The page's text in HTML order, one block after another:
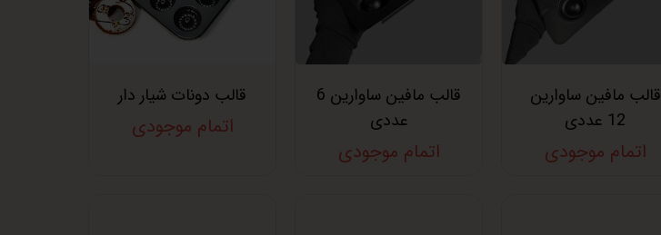
قالب مافین ساوارین
12 عددی
اتمام موجودی
قالب مافین ساوارین 6
عددی
اتمام موجودی
قالب دونات شیار دار
اتمام موجودی